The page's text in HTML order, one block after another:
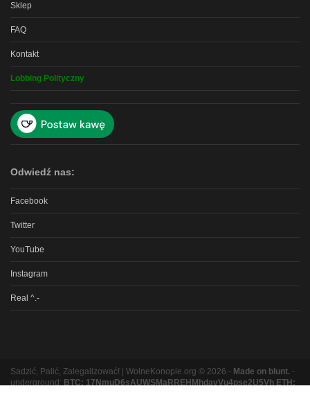
Sklep
FAQ
Kontakt
Lobbing Polityczny
Odwiedź nas:
Facebook
Twitter
YouTube
Instagram
Real ^.-
Sadzić, Palić, Zalegalizować! | WolneKonopie.org © 2026 - Made on blunt. -
underground: BTC: 17NmuD6sAUWSMaRREHMhdavVu4pse2U5Vh ETH: